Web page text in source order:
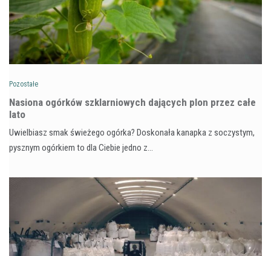
Pozostałe
Nasiona ogórków szklarniowych dających plon przez całe
lato
Uwielbiasz smak świeżego ogórka? Doskonała kanapka z soczystym,
pysznym ogórkiem to dla Ciebie jedno z…